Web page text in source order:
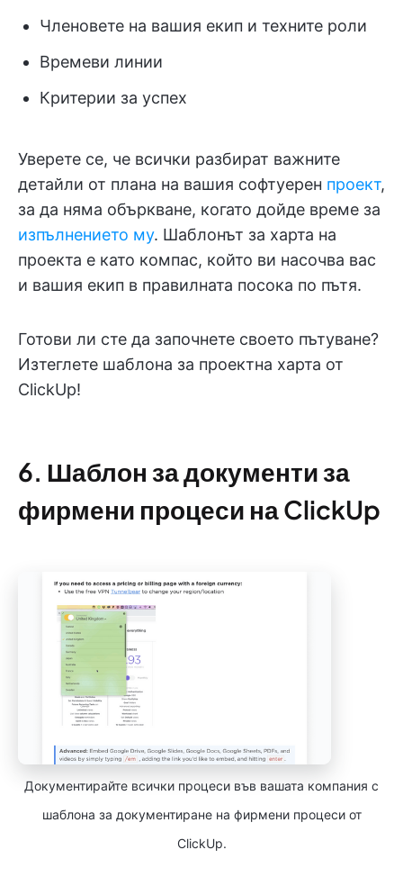
Членовете на вашия екип и техните роли
Времеви линии
Критерии за успех
Уверете се, че всички разбират важните
детайли от плана на вашия софтуерен проект,
за да няма объркване, когато дойде време за
изпълнението му. Шаблонът за харта на
проекта е като компас, който ви насочва вас
и вашия екип в правилната посока по пътя.
Готови ли сте да започнете своето пътуване?
Изтеглете шаблона за проектна харта от
ClickUp!
6. Шаблон за документи за
фирмени процеси на ClickUp
Документирайте всички процеси във вашата компания с
шаблона за документиране на фирмени процеси от
ClickUp.